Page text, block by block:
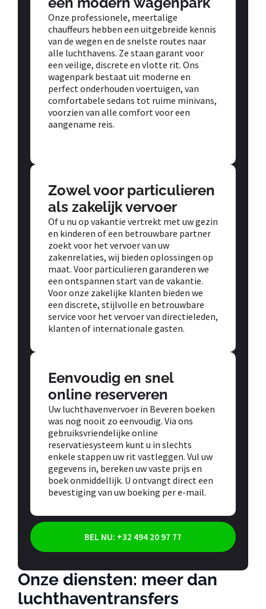
Onze professionele, meertalige
chauffeurs hebben een uitgebreide kennis
van de wegen en de snelste routes naar
alle luchthavens. Ze staan garant voor
een veilige, discrete en vlotte rit. Ons
wagenpark bestaat uit moderne en
perfect onderhouden voertuigen, van
comfortabele sedans tot ruime minivans,
voorzien van alle comfort voor een
aangename reis.
Zowel voor particulieren
als zakelijk vervoer
Of u nu op vakantie vertrekt met uw gezin
en kinderen of een betrouwbare partner
zoekt voor het vervoer van uw
zakenrelaties, wij bieden oplossingen op
maat. Voor particulieren garanderen we
een ontspannen start van de vakantie.
Voor onze zakelijke klanten bieden we
een discrete, stijlvolle en betrouwbare
service voor het vervoer van directieleden,
klanten of internationale gasten.
Eenvoudig en snel
online reserveren
Uw luchthavenvervoer in Beveren boeken
was nog nooit zo eenvoudig. Via ons
gebruiksvriendelijke online
reservatiesysteem kunt u in slechts
enkele stappen uw rit vastleggen. Vul uw
gegevens in, bereken uw vaste prijs en
boek onmiddellijk. U ontvangt direct een
bevestiging van uw boeking per e-mail.
BEL NU: +32 494 20 97 77
Onze diensten: meer dan
luchthaventransfers